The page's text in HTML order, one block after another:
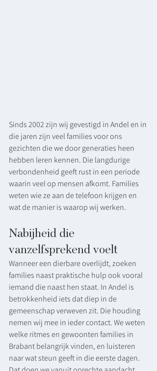
Sinds 2002 zijn wij gevestigd in Andel en in
die jaren zijn veel families voor ons
gezichten die we door generaties heen
hebben leren kennen. Die langdurige
verbondenheid geeft rust in een periode
waarin veel op mensen afkomt. Families
weten wie ze aan de telefoon krijgen en
wat de manier is waarop wij werken.
Nabijheid die
vanzelfsprekend voelt
Wanneer een dierbare overlijdt, zoeken
families naast praktische hulp ook vooral
iemand die naast hen staat. In Andel is
betrokkenheid iets dat diep in de
gemeenschap verweven zit. Die houding
nemen wij mee in ieder contact. We weten
welke ritmes en gewoonten families in
Brabant belangrijk vinden, en luisteren
naar wat steun geeft in die eerste dagen.